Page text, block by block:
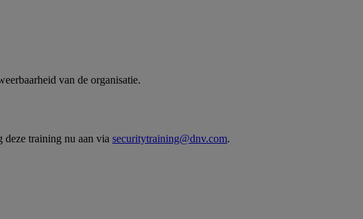
van de organisatie.
training nu aan via securitytraining@dnv.com.